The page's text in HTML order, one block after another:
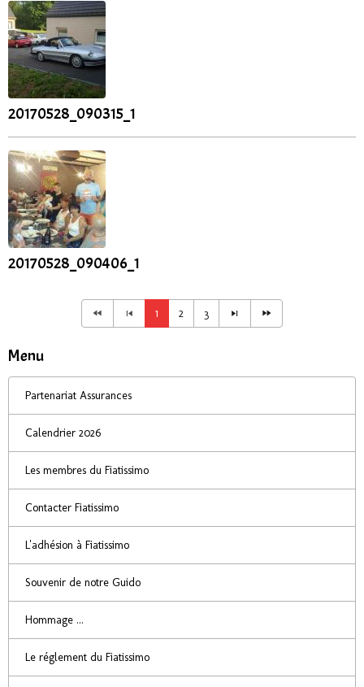
20170528_090315_1
20170528_090406_1
1 2 3
Menu
Partenariat Assurances
Calendrier 2026
Les membres du Fiatissimo
Contacter Fiatissimo
L'adhésion à Fiatissimo
Souvenir de notre Guido
Hommage ...
Le réglement du Fiatissimo